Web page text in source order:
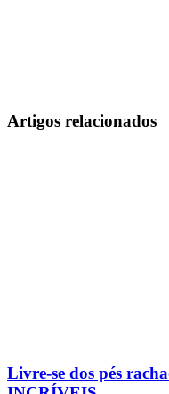
Artigos relacionados
Livre-se dos pés